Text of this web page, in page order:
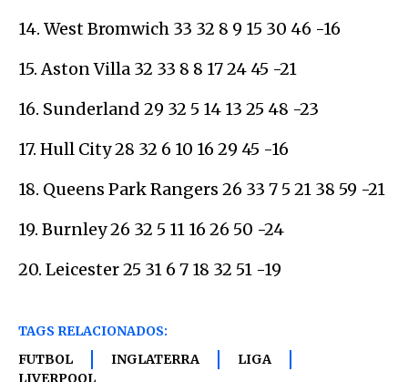
14. West Bromwich 33 32 8 9 15 30 46 -16
15. Aston Villa 32 33 8 8 17 24 45 -21
16. Sunderland 29 32 5 14 13 25 48 -23
17. Hull City 28 32 6 10 16 29 45 -16
18. Queens Park Rangers 26 33 7 5 21 38 59 -21
19. Burnley 26 32 5 11 16 26 50 -24
20. Leicester 25 31 6 7 18 32 51 -19
TAGS RELACIONADOS:
FUTBOL
INGLATERRA
LIGA
LIVERPOOL